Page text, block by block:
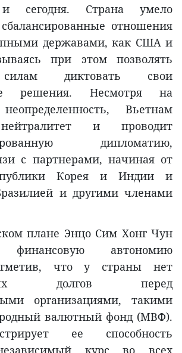
сегодня. Страна умело
отношения
державами, как США и
при этом позволять
диктовать свои
решения. Несмотря на
Вьетнам
и проводит
дипломатию,
с партнерами, начиная от
Корея и Индии и
и другими членами
плане Энцо Сим Хонг Чун
финансовую автономию
что у страны нет
долгов перед
организациями, такими
валютный фонд (МВФ).
ее способность
курс во всех